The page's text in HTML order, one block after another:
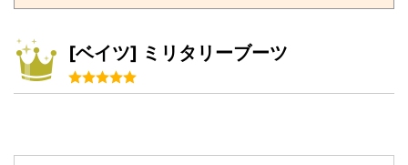
[ベイツ] ミリタリーブーツ